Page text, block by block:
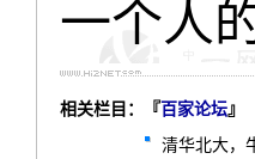
一个人
相关栏目：『百家论坛』
清华北大，